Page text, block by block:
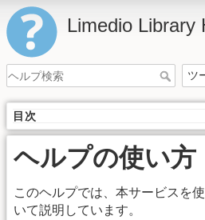
Limedio Library
目次
ヘルプの使い方
このヘルプでは、本サービスを
いて説明しています。